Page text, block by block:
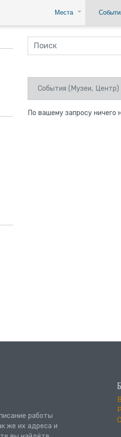
Места
События (Музеи,
По вашему запросу ничего
работы
же их адреса и